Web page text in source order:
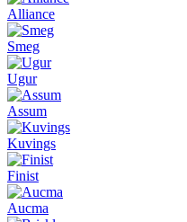
Alliance
Smeg
Ugur
Assum
Kuvings
Finist
Aucma